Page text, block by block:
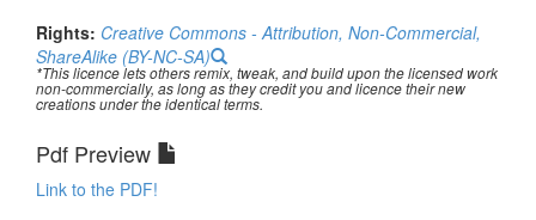
Rights: Creative Commons - Attribution, Non-Commercial,
ShareAlike (BY-NC-SA)
*This licence lets others remix, tweak, and build upon the licensed work
non-commercially, as long as they credit you and licence their new
creations under the identical terms.
Pdf Preview
Link to the PDF!